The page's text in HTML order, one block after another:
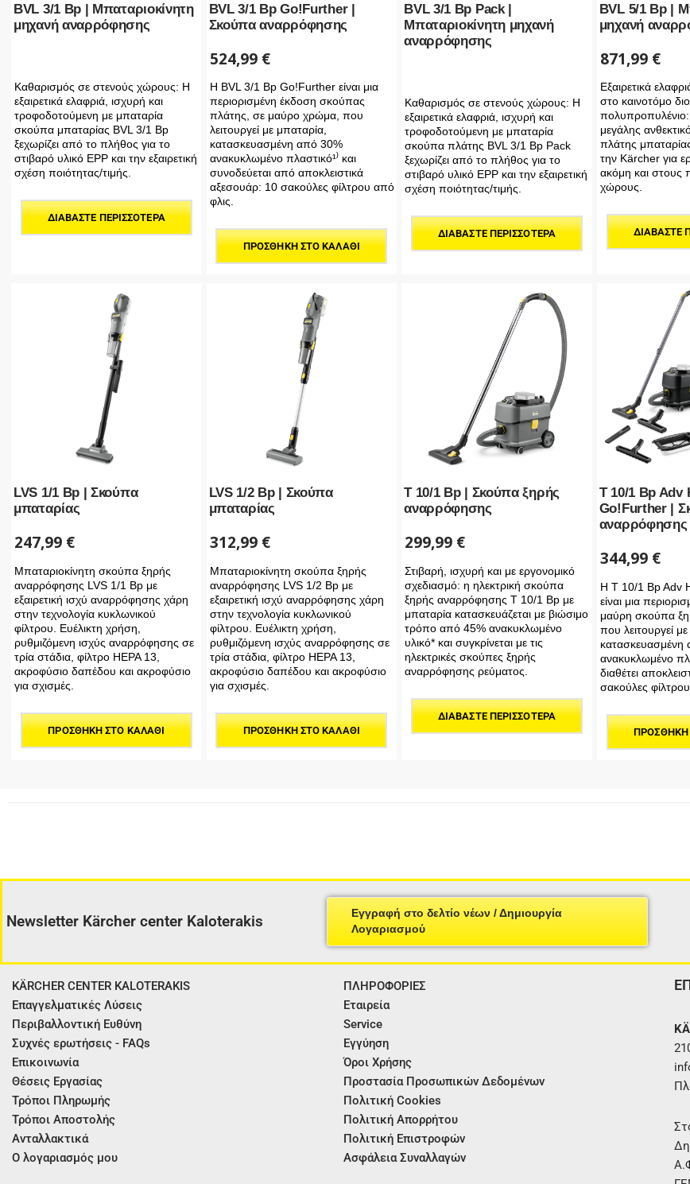
BVL 3/1 Bp | Μπαταριοκίνητη
μηχανή αναρρόφησης
Καθαρισμός σε στενούς χώρους: Η
εξαιρετικά ελαφριά, ισχυρή και
τροφοδοτούμενη με μπαταρία
σκούπα μπαταρίας BVL 3/1 Bp
ξεχωρίζει από το πλήθος για το
στιβαρό υλικό EPP και την εξαιρετική
σχέση ποιότητας/τιμής.
ΔΙΑΒΆΣΤΕ ΠΕΡΙΣΣΌΤΕΡΑ
BVL 3/1 Bp Go!Further |
Σκούπα αναρρόφησης
524,99 €
Η BVL 3/1 Bp Go!Further είναι μια
περιορισμένη έκδοση σκούπας
πλάτης, σε μαύρο χρώμα, που
λειτουργεί με μπαταρία,
κατασκευασμένη από 30%
ανακυκλωμένο πλαστικό¹⁾ και
συνοδεύεται από αποκλειστικά
αξεσουάρ: 10 σακούλες φίλτρου από
φλις.
ΠΡΟΣΘΉΚΗ ΣΤΟ ΚΑΛΆΘΙ
BVL 3/1 Bp Pack |
Μπαταριοκίνητη μηχανή
αναρρόφησης
Καθαρισμός σε στενούς χώρους: Η
εξαιρετικά ελαφριά, ισχυρή και
τροφοδοτούμενη με μπαταρία
σκούπα πλάτης BVL 3/1 Bp Pack
ξεχωρίζει από το πλήθος για το
στιβαρό υλικό EPP και την εξαιρετική
σχέση ποιότητας/τιμής.
ΔΙΑΒΆΣΤΕ ΠΕΡΙΣΣΌΤΕΡΑ
BVL 5/1 Bp |
μηχανή
871,99 €
Εξαιρετικά
στο καινοτόμο
πολυπροπυλένιο:
μεγάλης
πλάτης
την Kärcher για
ακόμη και στους
χώρους.
ΔΙΑΒΆΣΤΕ
LVS 1/1 Bp | Σκούπα
μπαταρίας
247,99 €
Μπαταριοκίνητη σκούπα ξηρής
αναρρόφησης LVS 1/1 Bp με
εξαιρετική ισχύ αναρρόφησης χάρη
στην τεχνολογία κυκλωνικού
φίλτρου. Ευέλικτη χρήση,
ρυθμιζόμενη ισχύς αναρρόφησης σε
τρία στάδια, φίλτρο HEPA 13,
ακροφύσιο δαπέδου και ακροφύσιο
για σχισμές.
ΠΡΟΣΘΉΚΗ ΣΤΟ ΚΑΛΆΘΙ
LVS 1/2 Bp | Σκούπα
μπαταρίας
312,99 €
Μπαταριοκίνητη σκούπα ξηρής
αναρρόφησης LVS 1/2 Bp με
εξαιρετική ισχύ αναρρόφησης χάρη
στην τεχνολογία κυκλωνικού
φίλτρου. Ευέλικτη χρήση,
ρυθμιζόμενη ισχύς αναρρόφησης σε
τρία στάδια, φίλτρο HEPA 13,
ακροφύσιο δαπέδου και ακροφύσιο
για σχισμές.
ΠΡΟΣΘΉΚΗ ΣΤΟ ΚΑΛΆΘΙ
T 10/1 Bp | Σκούπα ξηρής
αναρρόφησης
299,99 €
Στιβαρή, ισχυρή και με εργονομικό
σχεδιασμό: η ηλεκτρική σκούπα
ξηρής αναρρόφησης T 10/1 Bp με
μπαταρία κατασκευάζεται με βιώσιμο
τρόπο από 45% ανακυκλωμένο
υλικό* και συγκρίνεται με τις
ηλεκτρικές σκούπες ξηρής
αναρρόφησης ρεύματος.
ΔΙΑΒΆΣΤΕ ΠΕΡΙΣΣΌΤΕΡΑ
T 10/1 Bp Adv
Go!Further |
αναρρόφησης
344,99 €
Η T 10/1 Bp Adv
είναι μια
μαύρη σκούπα
που λειτουργεί
κατασκευασμένη
ανακυκλωμένο
διαθέτει
σακούλες
ΠΡΟΣΘΉΚΗ
Newsletter Kärcher center Kaloterakis
Εγγραφή στο δελτίο νέων / Δημιουργία
Λογαριασμού
KÄRCHER CENTER KALOTERAKIS
Επαγγελματικές Λύσεις
Περιβαλλοντική Ευθύνη
Συχνές ερωτήσεις - FAQs
Επικοινωνία
Θέσεις Εργασίας
Τρόποι Πληρωμής
Τρόποι Αποστολής
Ανταλλακτικά
Ο λογαριασμός μου
ΠΛΗΡΟΦΟΡΙΕΣ
Εταιρεία
Service
Εγγύηση
Όροι Χρήσης
Προστασία Προσωπικών Δεδομένων
Πολιτική Cookies
Πολιτική Απορρήτου
Πολιτική Επιστροφών
Ασφάλεια Συναλλαγών